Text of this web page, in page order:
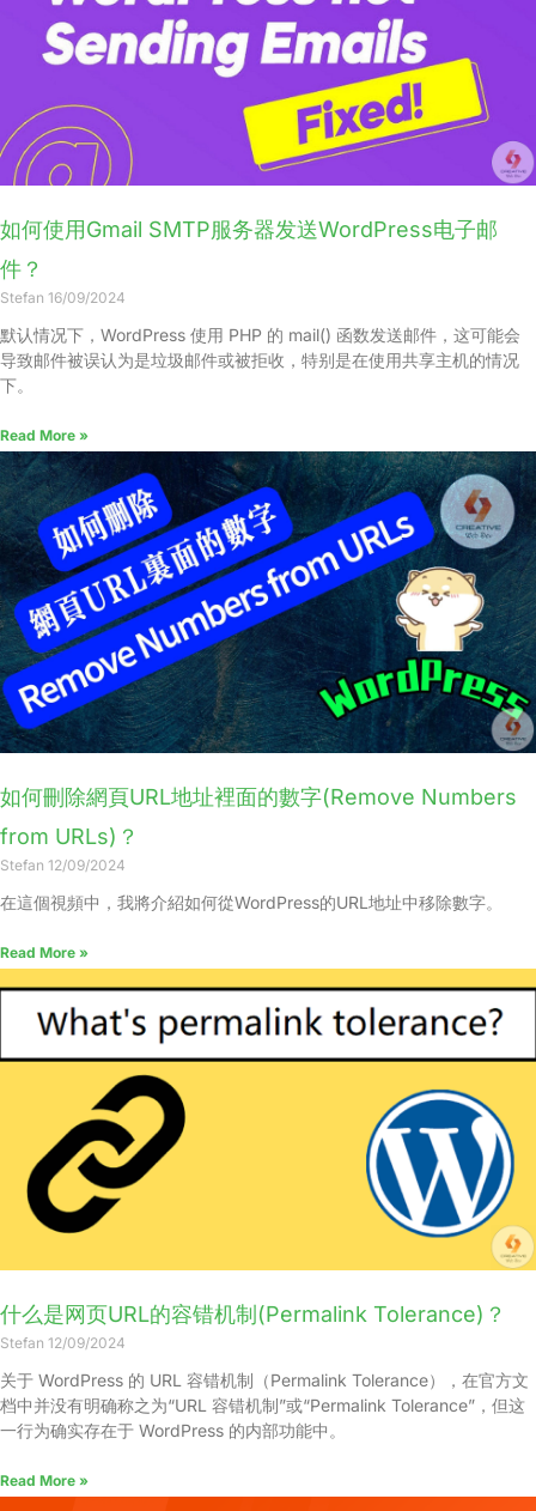
如何使用Gmail SMTP服务器发送WordPress电子邮
件？
Stefan 16/09/2024
默认情况下，WordPress 使用 PHP 的 mail() 函数发送邮件，这可能会
导致邮件被误认为是垃圾邮件或被拒收，特别是在使用共享主机的情况
下。
Read More »
如何刪除網頁URL地址裡面的數字(Remove Numbers
from URLs)？
Stefan 12/09/2024
在這個視頻中，我將介紹如何從WordPress的URL地址中移除數字。
Read More »
什么是网页URL的容错机制(Permalink Tolerance)？
Stefan 12/09/2024
关于 WordPress 的 URL 容错机制（Permalink Tolerance），在官方文
档中并没有明确称之为“URL 容错机制”或“Permalink Tolerance”，但这
一行为确实存在于 WordPress 的内部功能中。
Read More »